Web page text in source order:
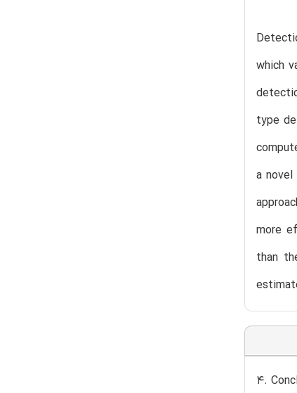
which
type
a
more
than
4.